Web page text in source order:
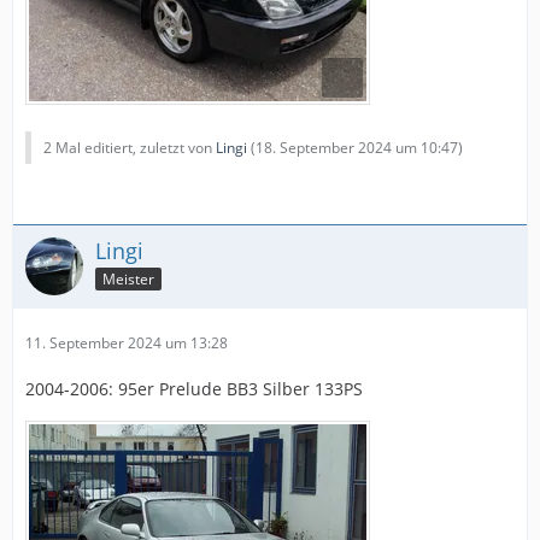
2 Mal editiert, zuletzt von Lingi (18. September 2024 um 10:47)
Lingi
Meister
11. September 2024 um 13:28
2004-2006: 95er Prelude BB3 Silber 133PS